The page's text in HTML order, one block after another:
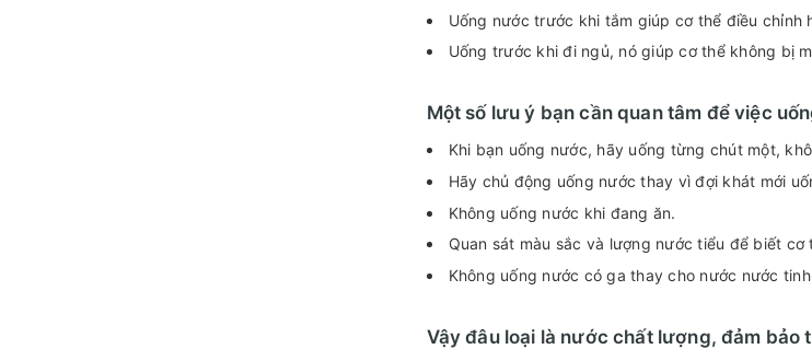
Uống nước trước khi tắm giúp cơ thể điều chỉnh
Uống trước khi đi ngủ, nó giúp cơ thể không bị
Một số lưu ý bạn cần quan tâm để việc
Khi bạn uống nước, hãy uống từng chút một,
Hãy chủ động uống nước thay vì đợi khát mới
Không uống nước khi đang ăn.
Quan sát màu sắc và lượng nước tiểu để biết
Không uống nước có ga thay cho nước nước
Vậy đâu loại là nước chất lượng, đảm bảo